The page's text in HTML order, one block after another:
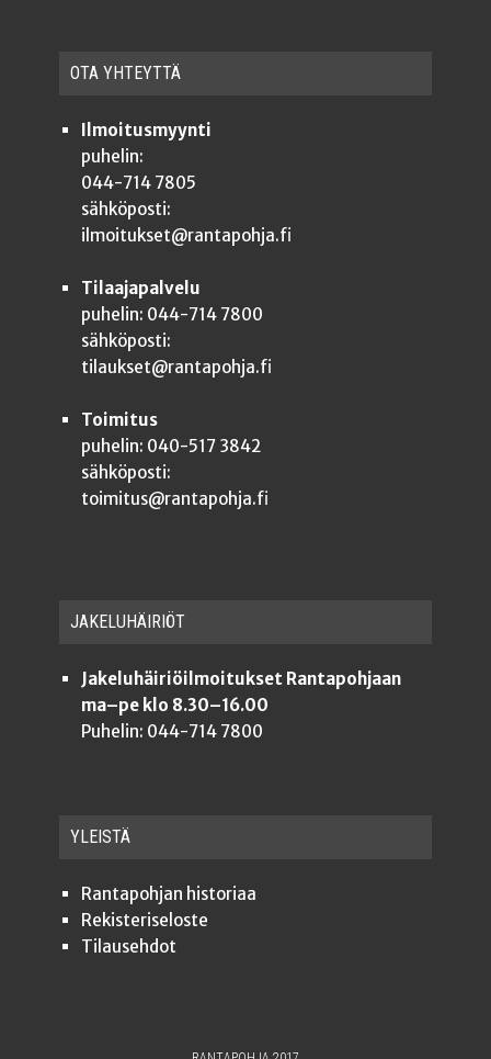
OTA YHTEYT­TÄ
Ilmoitusmyynti
puhelin:
044-714 7805
sähköposti:
ilmoitukset@rantapohja.fi
Tilaajapalvelu
puhelin: 044-714 7800
sähköposti:
tilaukset@rantapohja.fi
Toimitus
puhelin: 040-517 3842
sähköposti:
toimitus@rantapohja.fi
JAKE­LU­HÄI­RIÖT
Jakeluhäiriöilmoitukset Rantapohjaan
ma–pe klo 8.30–16.00
Puhelin: 044-714 7800
YLEISTÄ
Ran­ta­poh­jan historiaa
Rekis­te­ri­se­los­te
Tilauseh­dot